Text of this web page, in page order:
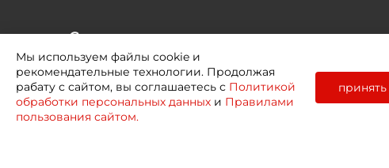
Соцсети
Мы используем файлы cookie и
рекомендательные технологии. Продолжая
рабату с сайтом, вы соглашаетесь с Политикой
обработки персональных данных и Правилами
пользования сайтом.
принять